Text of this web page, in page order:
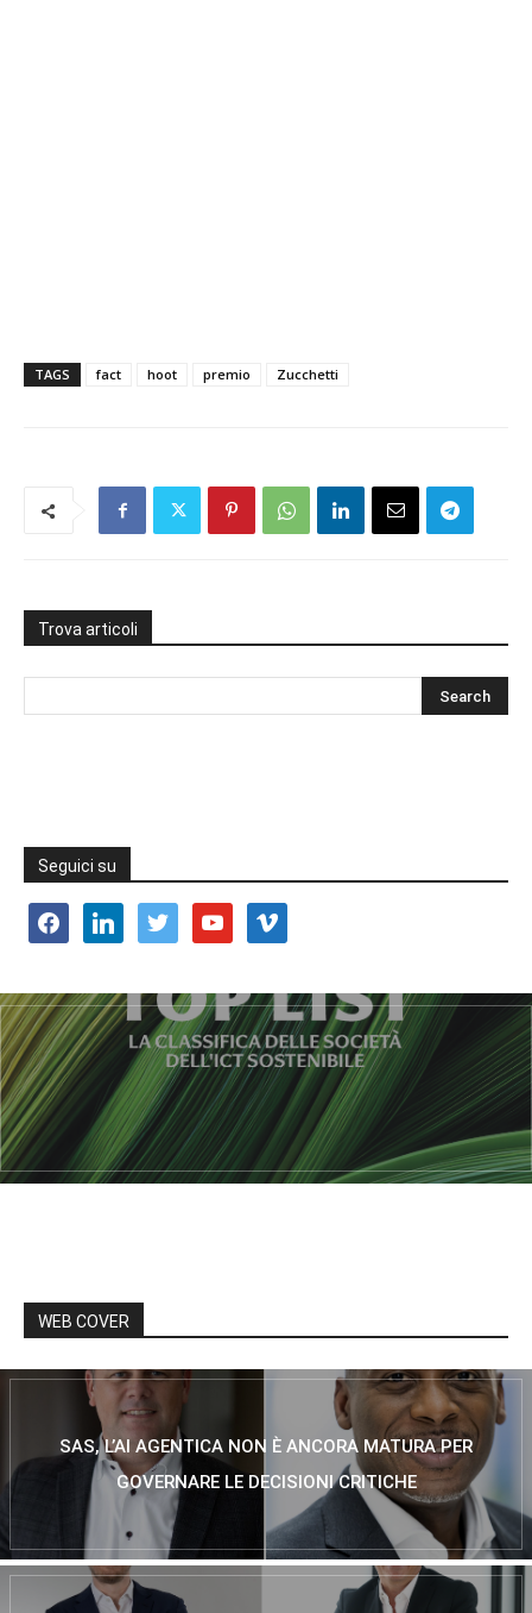
TAGS fact hoot premio Zucchetti
Trova articoli
Seguici su
facebooklinkedin twitter youtube vimeo
WEB COVER
SAS, L’AI AGENTICA NON È ANCORA MATURA PER
GOVERNARE LE DECISIONI CRITICHE